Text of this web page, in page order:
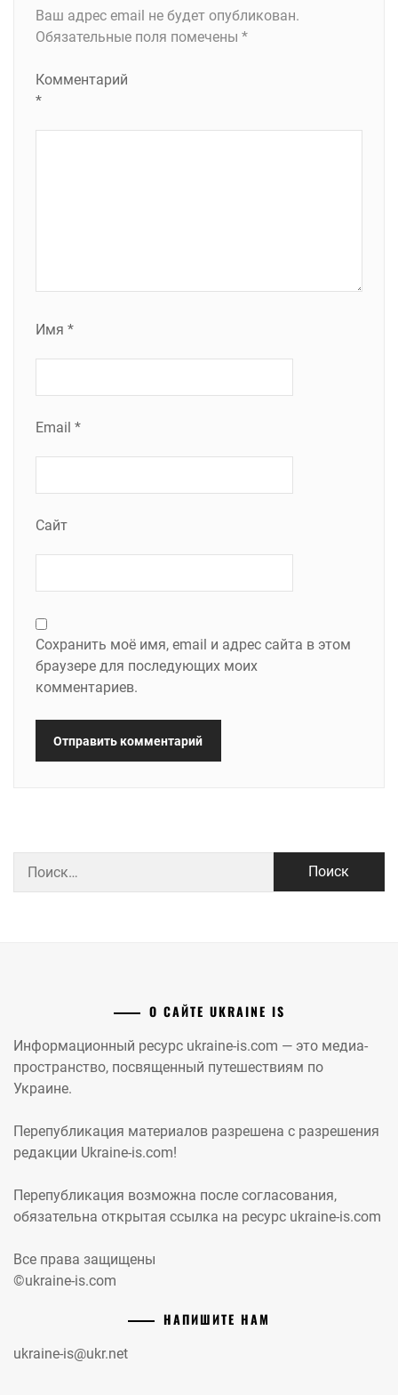
Ваш адрес email не будет опубликован.
Обязательные поля помечены *
Комментарий
*
Имя *
Email *
Сайт
Сохранить моё имя, email и адрес сайта в этом
браузере для последующих моих
комментариев.
О САЙТЕ UKRAINE IS
Информационный ресурс ukraine-is.com — это медиа-
пространство, посвященный путешествиям по
Украине.
Перепубликация материалов разрешена с разрешения
редакции Ukraine-is.com!
Перепубликация возможна после согласования,
обязательна открытая ссылка на ресурс ukraine-is.com
Все права защищены
©ukraine-is.com
НАПИШИТЕ НАМ
ukraine-is@ukr.net